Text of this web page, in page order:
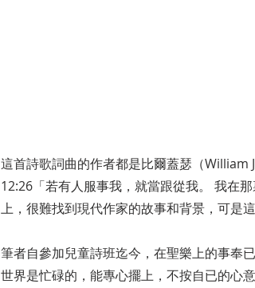
這首詩歌詞曲的作者都是比爾蓋瑟（William
12:26「若有人服事我，就當跟從我。 我在
上，很難找到現代作家的故事和背景，可是
筆者自參加兒童詩班迄今，在聖樂上的事奉
世界是忙碌的，能專心擺上，不按自已的心